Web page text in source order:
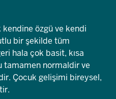
özgü ve kendi
bir şekilde tüm
hala çok basit, kısa
tamamen normaldir ve
Çocuk gelişimi bireysel,